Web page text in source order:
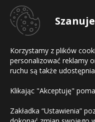
Korzystamy z plików
personalizować reklamy
ruchu są także
Klikając "Akceptuję"
Zakładka “Ustawienia”